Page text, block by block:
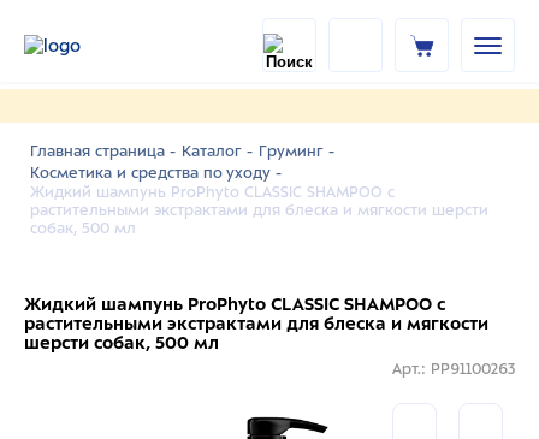
Главная страница - Каталог - Груминг -
Косметика и средства по уходу -
Жидкий шампунь ProPhyto CLASSIC SHAMPOO с
растительными экстрактами для блеска и мягкости шерсти
собак, 500 мл
Жидкий шампунь ProPhyto CLASSIC SHAMPOO с
растительными экстрактами для блеска и мягкости
шерсти собак, 500 мл
Арт.: PP91100263